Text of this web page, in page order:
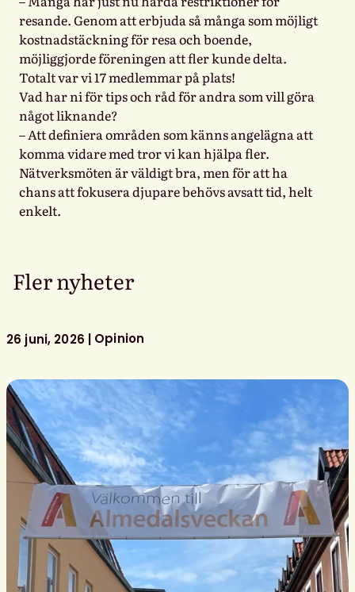
resande. Genom att erbjuda så många som möjligt
kostnadstäckning för resa och boende,
möjliggjorde föreningen att fler kunde delta.
Totalt var vi 17 medlemmar på plats!
Vad har ni för tips och råd för andra som vill göra
något liknande?
– Att definiera områden som känns angelägna att
komma vidare med tror vi kan hjälpa fler.
Nätverksmöten är väldigt bra, men för att ha
chans att fokusera djupare behövs avsatt tid, helt
enkelt.
Fler nyheter
26 juni, 2026 Opinion